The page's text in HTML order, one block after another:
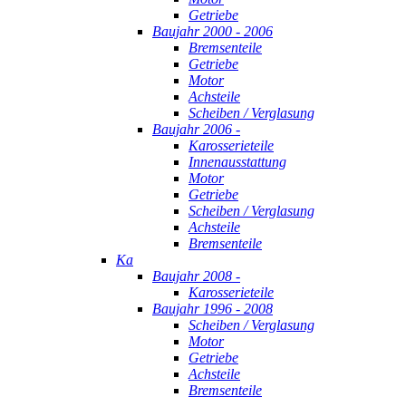
Getriebe
Baujahr 2000 - 2006
Bremsenteile
Getriebe
Motor
Achsteile
Scheiben / Verglasung
Baujahr 2006 -
Karosserieteile
Innenausstattung
Motor
Getriebe
Scheiben / Verglasung
Achsteile
Bremsenteile
Ka
Baujahr 2008 -
Karosserieteile
Baujahr 1996 - 2008
Scheiben / Verglasung
Motor
Getriebe
Achsteile
Bremsenteile